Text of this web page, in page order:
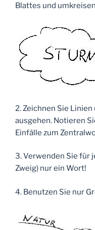
Blattes und
2. Zeichnen Sie
ausgehen. Notieren
Einfälle zum
3. Verwenden Sie für
Zweig) nur ein Wort!
4. Benutzen Sie nur